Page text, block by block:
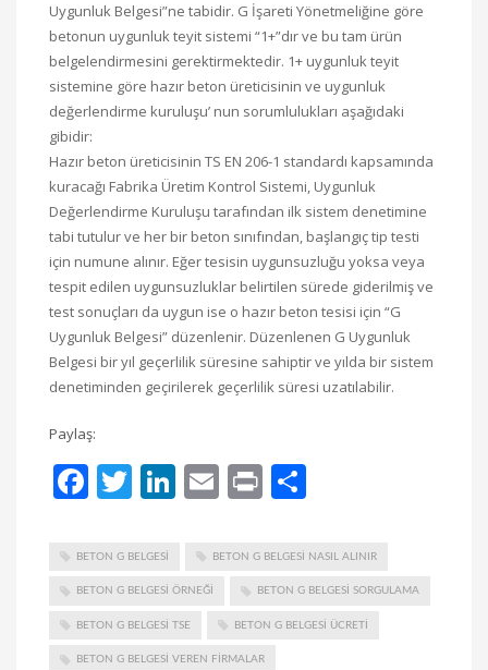
Uygunluk Belgesi”ne tabidir. G İşareti Yönetmeliğine göre
betonun uygunluk teyit sistemi “1+”dır ve bu tam ürün
belgelendirmesini gerektirmektedir. 1+ uygunluk teyit
sistemine göre hazır beton üreticisinin ve uygunluk
değerlendirme kuruluşu’ nun sorumlulukları aşağıdaki
gibidir:
Hazır beton üreticisinin TS EN 206-1 standardı kapsamında
kuracağı Fabrika Üretim Kontrol Sistemi, Uygunluk
Değerlendirme Kuruluşu tarafından ilk sistem denetimine
tabi tutulur ve her bir beton sınıfından, başlangıç tip testi
için numune alınır. Eğer tesisin uygunsuzluğu yoksa veya
tespit edilen uygunsuzluklar belirtilen sürede giderilmiş ve
test sonuçları da uygun ise o hazır beton tesisi için “G
Uygunluk Belgesi” düzenlenir. Düzenlenen G Uygunluk
Belgesi bir yıl geçerlilik süresine sahiptir ve yılda bir sistem
denetiminden geçirilerek geçerlilik süresi uzatılabilir.
Paylaş:
Facebook
Twitter
LinkedIn
Email
Print
BETON G BELGESI BETON G BELGESI NASIL ALINIR
BETON G BELGESI ÖRNEĞI BETON G BELGESI SORGULAMA
BETON G BELGESI TSE BETON G BELGESI ÜCRETI
BETON G BELGESI VEREN FIRMALAR